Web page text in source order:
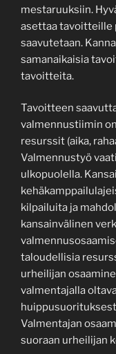
mestaruuksiin.
asettaa tavoitteille
saavutetaan.
samanaikaisia
tavoitteita.
Tavoitteen
valmennustiimin
resurssit (aika,
Valmennustyö
ulkopuolella.
kilpailuita ja
kansainvälinen
taloudellisia
urheilijan
valmentajalla
Valmentajan
suoraan urheilijan